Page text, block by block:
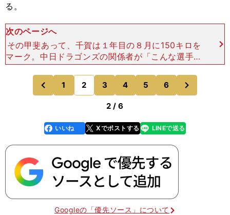
る。
次のページへ
その甲斐あって、千賀は１年目の８月に150キロを
マーク。中日ドラゴンズの関係者が「こんな選手が
地元にいたのか」と驚いていたそうだ。２年目の春
のキャンプで一軍に帯同し、４月には支配下登録を
勝ち取ると、３
前
のページへ
1 2 3 4 5 6
のページへ
2 / 6
faceboo
k
いいね Xでポストする
line LINEで送る
Googleの「優先ソース」について